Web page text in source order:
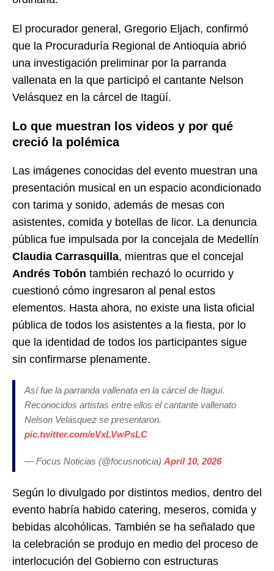
El procurador general, Gregorio Eljach, confirmó
que la Procuraduría Regional de Antioquia abrió
una investigación preliminar por la parranda
vallenata en la que participó el cantante Nelson
Velásquez en la cárcel de Itagüí.
Lo que muestran los videos y por qué
creció la polémica
Las imágenes conocidas del evento muestran una
presentación musical en un espacio acondicionado
con tarima y sonido, además de mesas con
asistentes, comida y botellas de licor. La denuncia
pública fue impulsada por la concejala de Medellín
Claudia Carrasquilla, mientras que el concejal
Andrés Tobón también rechazó lo ocurrido y
cuestionó cómo ingresaron al penal estos
elementos. Hasta ahora, no existe una lista oficial
pública de todos los asistentes a la fiesta, por lo
que la identidad de todos los participantes sigue
sin confirmarse plenamente.
Así fue la parranda vallenata en la cárcel de Itaguí.
Reconocidos artistas entre ellos el cantante vallenato
Nelson Velásquez se presentaron.
pic.twitter.com/eVxLVwPsLC
— Focus Noticias (@focusnoticia) April 10, 2026
Según lo divulgado por distintos medios, dentro del
evento habría habido catering, meseros, comida y
bebidas alcohólicas. También se ha señalado que
la celebración se produjo en medio del proceso de
interlocución del Gobierno con estructuras